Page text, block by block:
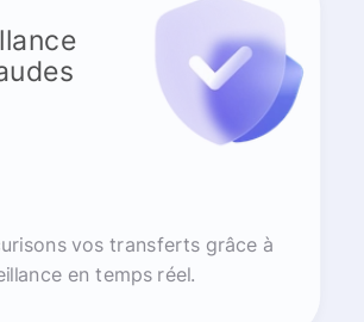
vos transferts grâce à
en temps réel.